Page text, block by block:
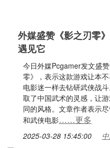
外媒盛赞《影之刃零
遇见它
今日外媒Pcgamer发文盛
零》，表示这款游戏让本
电影迷一样去钻研武侠战
取了中国武术的灵感，让
同的风格。文章作者表示
和武侠电影……更多
2025-03-28 15:45:00